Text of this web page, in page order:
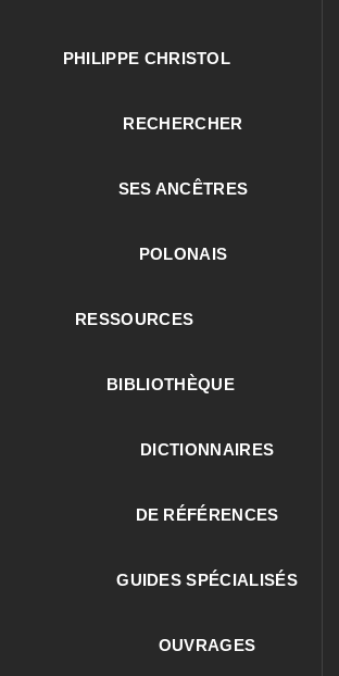
PHILIPPE CHRISTOL
RECHERCHER
SES ANCÊTRES
POLONAIS
RESSOURCES
BIBLIOTHÈQUE
DICTIONNAIRES
DE RÉFÉRENCES
GUIDES SPÉCIALISÉS
OUVRAGES